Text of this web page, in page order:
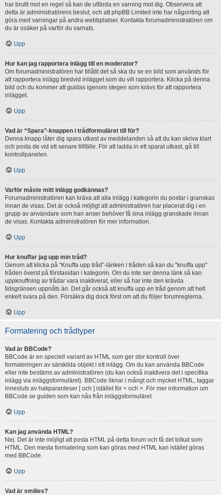
har brutit mot en regel så kan de utfärda en varning mot dig. Observera att
detta är administratörens beslut, och att phpBB Limited inte har någonting att
göra med varningar på andra webbplatser. Kontakta forumadministratören om
du är osäker på varför du varnats.
Upp
Hur kan jag rapportera inlägg till en moderator?
Om forumadministratören har tillåtit det så ska du se en bild som används för
att rapportera inlägg bredvid inlägget som du vill rapportera. Klicka på denna
bild och du kommer att guidas igenom stegen som krävs för att rapportera
inlägget.
Upp
Vad är “Spara”-knappen i trådformuläret till för?
Denna knapp låter dig spara utkast av meddelanden så att du kan skriva klart
och posta de vid ett senare tillfälle. För att ladda in ett sparat utkast, gå till
kontrollpanelen.
Upp
Varför måste mitt inlägg godkännas?
Forumadministratören kan kräva att alla inlägg i kategorin du postar i granskas
innan de visas. Det är också möjligt att administratören har placerat dig i en
grupp av användare som han anser behöver få sina inlägg granskade innan
de visas. Kontakta administratören för mer information.
Upp
Hur knuffar jag upp min tråd?
Genom att klicka på “Knuffa upp tråd”-länken i tråden så kan du "knuffa upp"
tråden överst på förstasidan i kategorin. Om du inte ser denna länk så kan
uppknuffning av trådar vara inaktiverat, eller så har inte den krävda
tidsgränsen uppnåts än. Det går också att knuffa upp en tråd genom att helt
enkelt svara på den. Försäkra dig dock först om att du följer forumreglerna.
Upp
Formatering och trådtyper
Vad är BBCode?
BBCode är en speciell variant av HTML som ger stor kontroll över
formateringen av särskilda objekt i ett inlägg. Om du kan använda BBCode
eller inte bestäms av administratören (du kan också inaktivera det i specifika
inlägg via inläggsformuläret). BBCode liknar i mångt och mycket HTML, taggar
innesluts av hakparanteser [ och ] istället för < och >. För mer information om
BBCode se guiden som kan nås från inläggsformuläret.
Upp
Kan jag använda HTML?
Nej. Det är inte möjligt att posta HTML på detta forum och få det tolkat som
HTML. Den mesta formatering som kan göras med HTML kan istället göras
med BBCode.
Upp
Vad är smilies?